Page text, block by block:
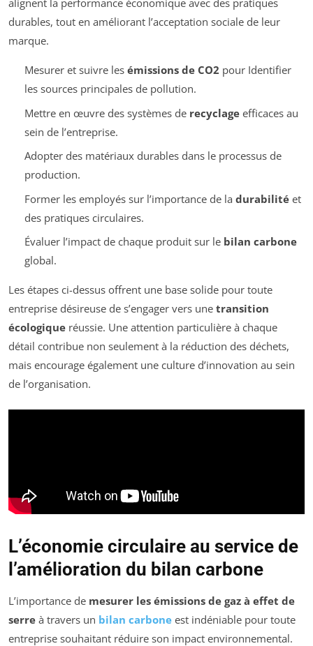
alignent la performance économique avec des pratiques
durables, tout en améliorant l’acceptation sociale de leur
marque.
Mesurer et suivre les émissions de CO2 pour Identifier
les sources principales de pollution.
Mettre en œuvre des systèmes de recyclageefficaces au
sein de l’entreprise.
Adopter des matériaux durables dans le processus de
production.
Former les employés sur l’importance de la durabilitéet
des pratiques circulaires.
Évaluer l’impact de chaque produit sur le bilan carbone
global.
Les étapes ci-dessus offrent une base solide pour toute
entreprise désireuse de s’engager vers une transition
écologique réussie. Une attention particulière à chaque
détail contribue non seulement à la réduction des déchets,
mais encourage également une culture d’innovation au sein
de l’organisation.
L’économie circulaire au service de
l’amélioration du bilan carbone
L’importance de mesurer les émissions de gaz à effet de
serre à travers un bilan carbone est indéniable pour toute
entreprise souhaitant réduire son impact environnemental.